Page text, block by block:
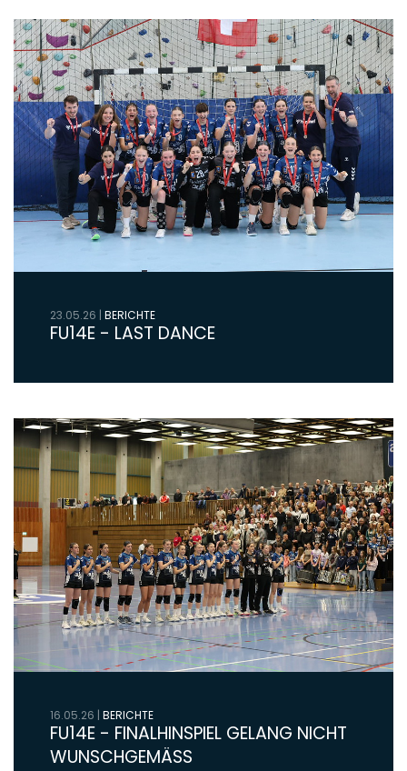
23.05.26 BERICHTE
FU14E - LAST DANCE
16.05.26 | BERICHTE
FU14E - FINALHINSPIEL GELANG NICHT
WUNSCHGEMÄSS